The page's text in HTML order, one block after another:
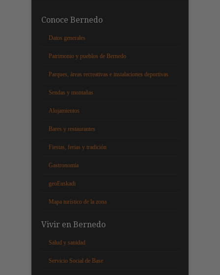
Conoce Bernedo
Datos generales
Patrimonio y pueblos de Bernedo
Parques, áreas recreativas e instalaciones deportivas
Sendas y montañas
Alojamientos
Bares y restaurantes
Fiestas, ferias y tradición
Gastronomía
geoEuskadi
Mapa turístico de la zona
Vivir en Bernedo
Salud y sanidad
Servicio Social de Base